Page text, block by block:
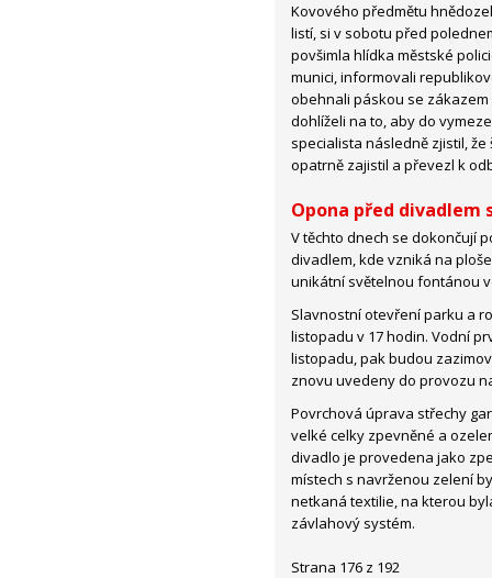
Kovového předmětu
listí, si v sobotu před
povšimla hlídka městské
munici, informovali
obehnali páskou se
dohlíželi na to, aby do
specialista následně zjistil,
opatrně zajistil a převezl k
Opona před divadlem
V těchto dnech se dokončují
divadlem, kde vzniká na
unikátní světelnou fontánou
Slavnostní otevření parku a
listopadu v 17 hodin. Vodní
listopadu, pak budou
znovu uvedeny do provozu
Povrchová úprava střechy
velké celky zpevněné a
divadlo je provedena jako
místech s navrženou zelení
netkaná textilie, na kterou
závlahový systém.
Strana 176 z 192